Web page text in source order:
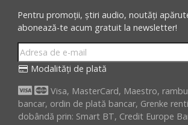
Pentru promoții, știri audio, noutăți
abonează-te acum gratuit la newsletter!
Modalități de plată
Visa, MasterCard, Maestro,
bancar, ordin de plată bancar, Grenke
dobândă prin: Smart BT, Credit Europe